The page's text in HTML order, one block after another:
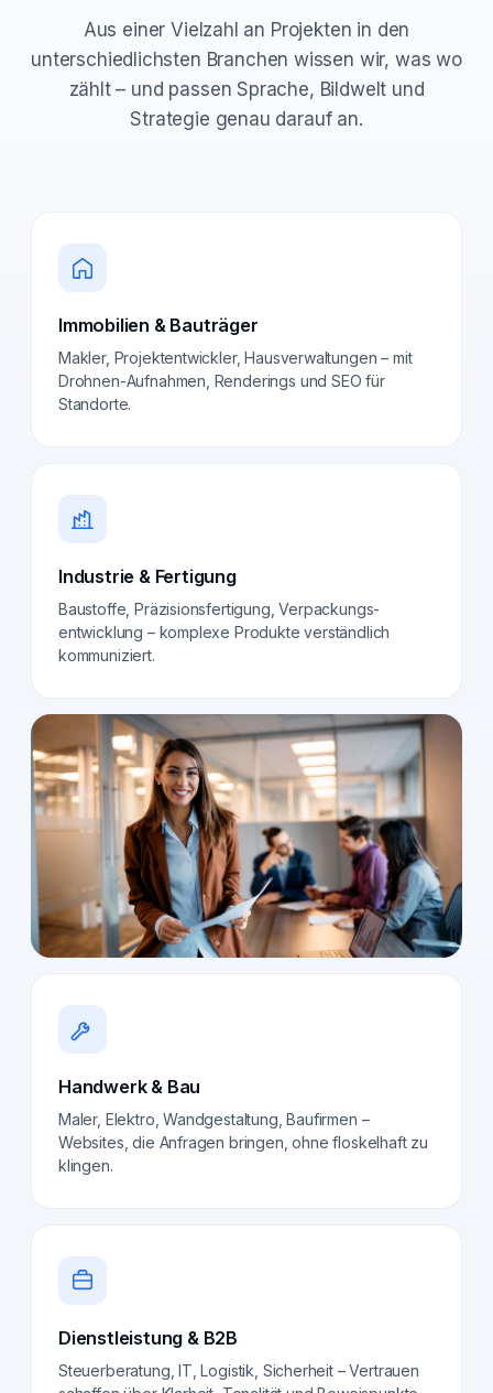
Aus einer Vielzahl an Projekten in den
unterschiedlichsten Branchen wissen wir, was wo
zählt – und passen Sprache, Bildwelt und
Strategie genau darauf an.
Immobilien & Bauträger
Makler, Projektentwickler, Hausverwaltungen – mit
Drohnen-Aufnahmen, Renderings und SEO für
Standorte.
Industrie & Fertigung
Baustoffe, Präzisionsfertigung, Verpackungs­
entwicklung – komplexe Produkte verständlich
kommuniziert.
Handwerk & Bau
Maler, Elektro, Wandgestaltung, Baufirmen –
Websites, die Anfragen bringen, ohne floskelhaft zu
klingen.
Dienstleistung & B2B
Steuerberatung, IT, Logistik, Sicherheit – Vertrauen